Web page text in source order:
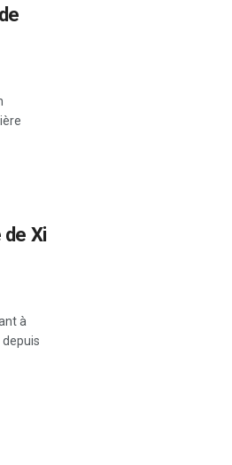
Xi
à